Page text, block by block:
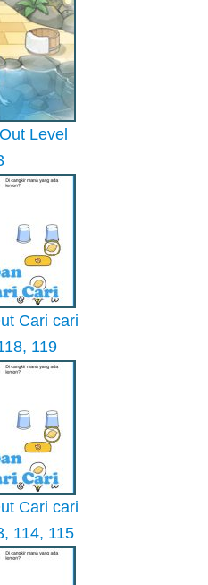
Level
Cari cari
119
Cari cari
114, 115